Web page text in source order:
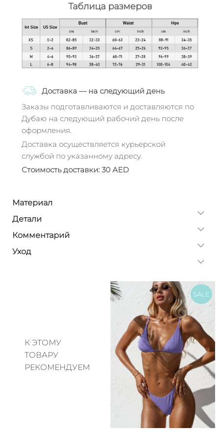
Таблица размеров
Доставка — на следующий день
Заказы подготавливаются и доставляются по
Дубаю на следующий рабочий день после
оформления.
Доставка осуществляется курьерской
службой по указанному адресу.
Стоимость доставки: 30 AED
Материал
Детали
Комментарий
Уход
К ЭТОМУ
ТОВАРУ
РЕКОМЕНДУЕМ
SALE